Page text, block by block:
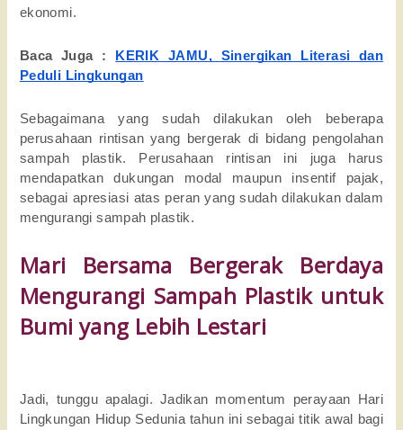
ekonomi.
Baca Juga :
KERIK JAMU, Sinergikan Literasi dan
Peduli Lingkungan
Sebagaimana yang sudah dilakukan oleh beberapa
perusahaan rintisan yang bergerak di bidang pengolahan
sampah plastik. Perusahaan rintisan ini juga harus
mendapatkan dukungan modal maupun insentif pajak,
sebagai apresiasi atas peran yang sudah dilakukan dalam
mengurangi sampah plastik.
Mari Bersama Bergerak Berdaya
Mengurangi Sampah Plastik untuk
Bumi yang Lebih Lestari
Jadi, tunggu apalagi. Jadikan momentum perayaan Hari
Lingkungan Hidup Sedunia tahun ini sebagai titik awal bagi